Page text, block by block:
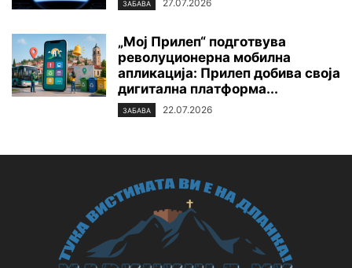
ЗАБАВА 27.07.2026
„Мој Прилеп“ подготвува
револуционерна мобилна
апликација: Прилеп добива своја
дигитална платформа...
ЗАБАВА 22.07.2026